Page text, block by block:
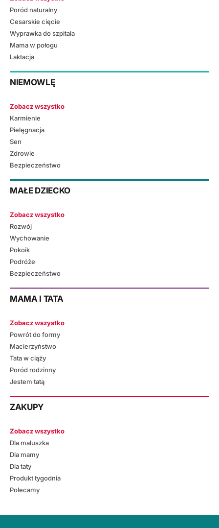
Poród naturalny
Cesarskie cięcie
Wyprawka do szpitala
Mama w połogu
Laktacja
NIEMOWLĘ
Zobacz wszystko
Karmienie
Pielęgnacja
Sen
Zdrowie
Bezpieczeństwo
MAŁE DZIECKO
Zobacz wszystko
Rozwój
Wychowanie
Pokoik
Podróże
Bezpieczeństwo
MAMA I TATA
Zobacz wszystko
Powrót do formy
Macierzyństwo
Tata w ciąży
Poród rodzinny
Jestem tatą
ZAKUPY
Zobacz wszystko
Dla maluszka
Dla mamy
Dla taty
Produkt tygodnia
Polecamy